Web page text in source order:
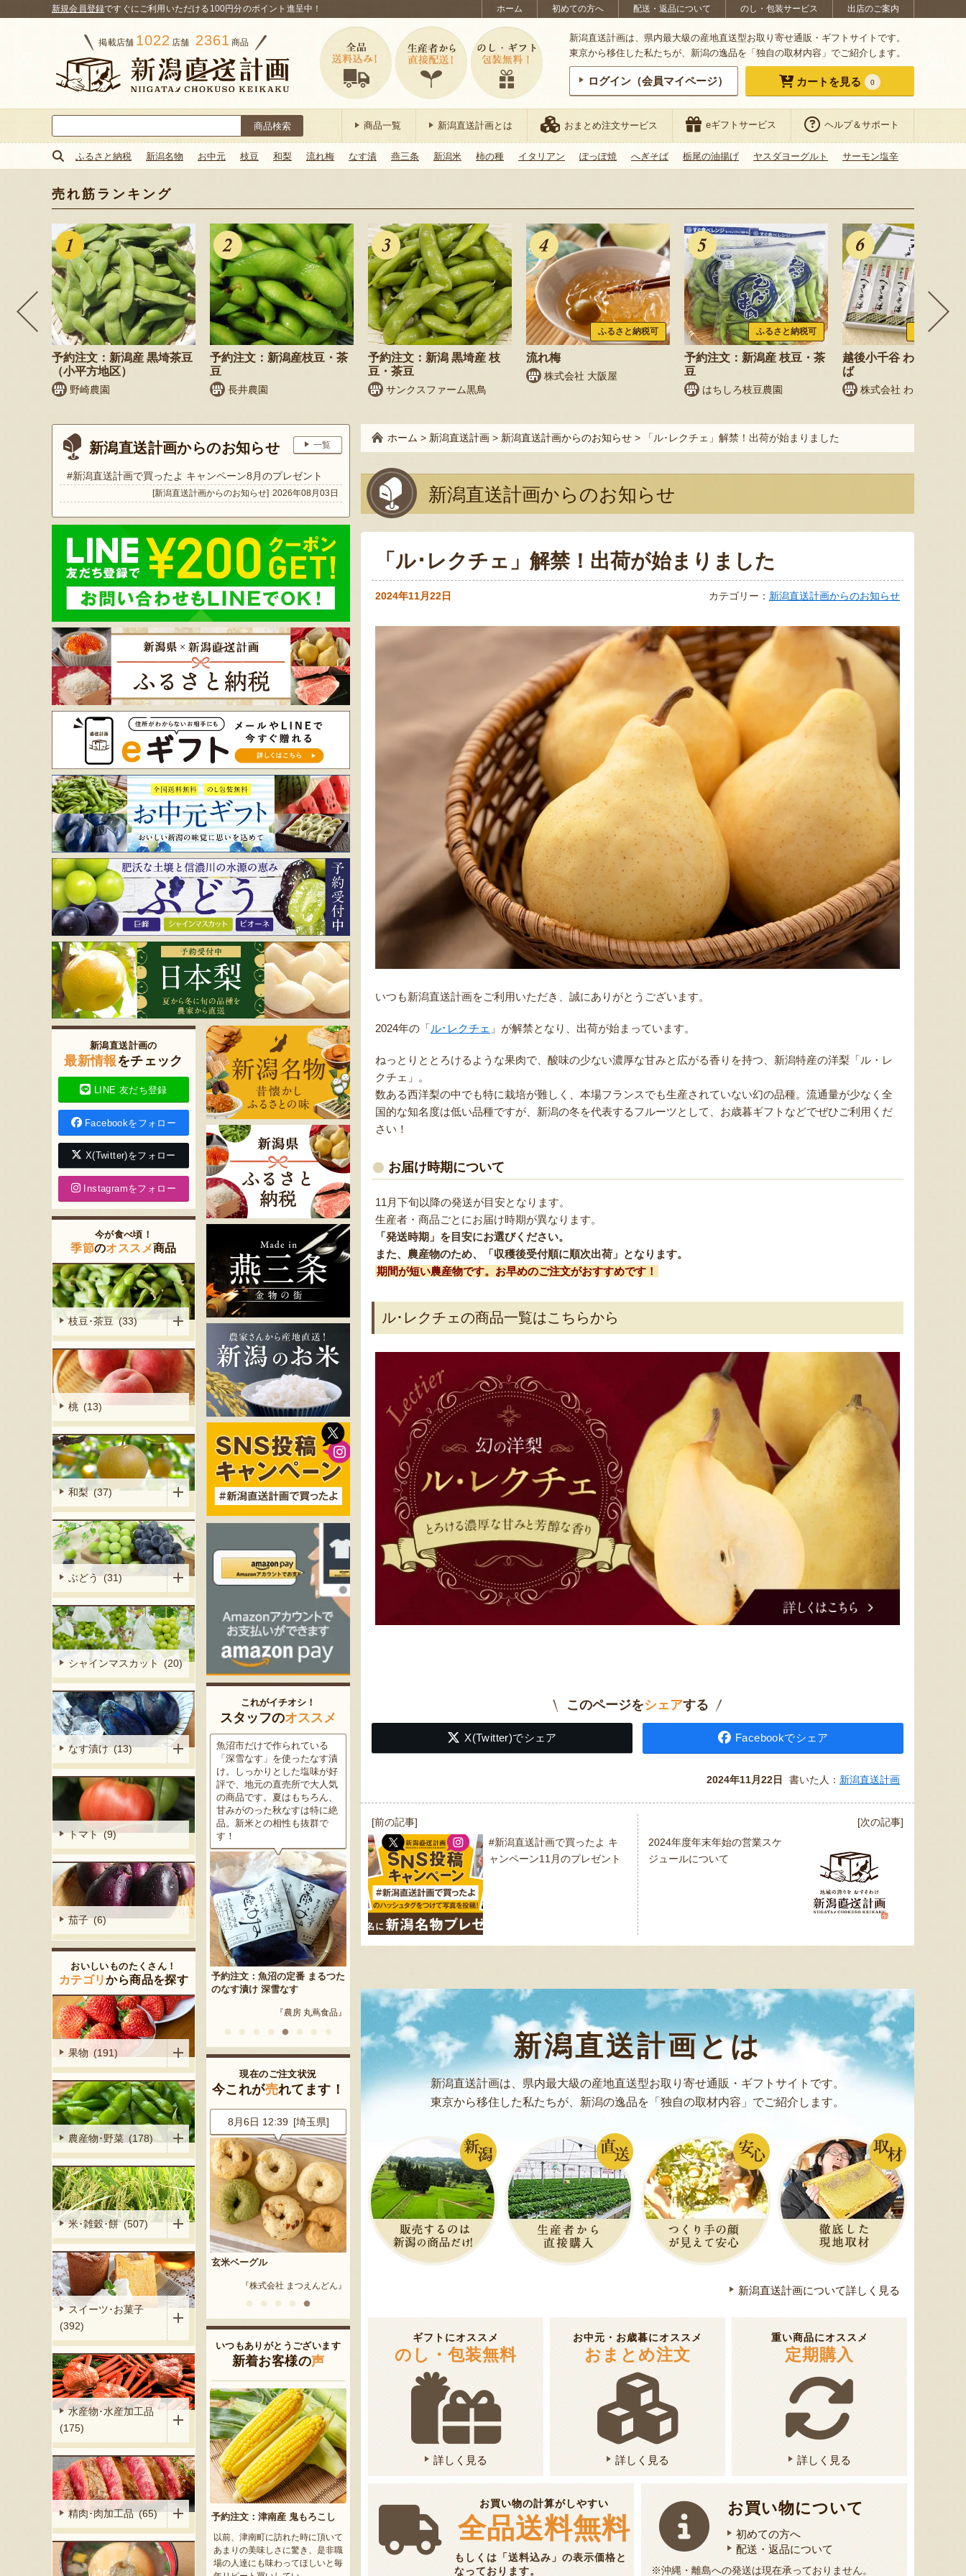
ホーム 初めての方へ 配送・返品について のし・包装サービス 出店のご案内
新規会員登録ですぐにご利用いただける100円分のポイント進呈中！
掲載店舗 1022 店舗 2361 商品
新潟直送計画は、県内最大級の産地直送型お取り寄せ通販・ギフトサイトです。
東京から移住した私たちが、新潟の逸品を「独自の取材内容」でご紹介します。
ログイン（会員マイページ） カートを見る 0
索:
商品一覧 新潟直送計画とは おまとめ注文サービス eギフトサービス ヘルプ＆サポート
ふるさと納税 新潟名物 お中元 枝豆 和梨 流れ梅 なす漬 燕三条 新潟米 柿の種 イタリアン ぽっぽ焼 へぎそば 栃尾の油揚げ ヤスダヨーグルト サーモン塩辛
売れ筋ランキング
予約注文：新潟産 黒埼茶豆
（小平方地区）
野崎農園
予約注文：新潟産枝豆・茶
豆
長井農園
予約注文：新潟 黒埼産 枝
豆・茶豆
サンクスファーム黒鳥
ふるさと納税可
流れ梅
株式会社 大阪屋
ふるさと納税可
予約注文：新潟産 枝豆・茶
豆
はちしろ枝豆農園
ふるさと納
越後小千谷 わたやのへ
ば
株式会社 わたや
新潟直送計画からのお知らせ 一覧
#新潟直送計画で買ったよ キャンペーン8月のプレゼント
[新潟直送計画からのお知らせ] 2026年08月03日
ホーム > 新潟直送計画 > 新潟直送計画からのお知らせ > 「ル･レクチェ」解禁！出荷が始まりました
新潟直送計画からのお知らせ
「ル･レクチェ」解禁！出荷が始まりました
2024年11月22日 カテゴリー： 新潟直送計画からのお知らせ
いつも新潟直送計画をご利用いただき、誠にありがとうございます。
2024年の「ル･レクチェ 」が解禁となり、出荷が始まっています。
ねっとりととろけるような果肉で、酸味の少ない濃厚な甘みと広がる香りを持つ、新潟特産の洋梨「ル・レ
クチェ」。
数ある西洋梨の中でも特に栽培が難しく、本場フランスでも生産されていない幻の品種。流通量が少なく全
国的な知名度は低い品種ですが、新潟の冬を代表するフルーツとして、お歳暮ギフトなどでぜひご利用くだ
さい！
お届け時期について
11月下旬以降の発送が目安となります。
生産者・商品ごとにお届け時期が異なります。
「発送時期」を目安にお選びください。
また、農産物のため、「収穫後受付順に順次出荷」となります。
期間が短い農産物です。お早めのご注文がおすすめです！
ル･レクチェの商品一覧はこちらから
このページをシェアする
X(Twitter)でシェア Facebookでシェア
2024年11月22日 書いた人： 新潟直送計画
投
稿
ナ
ビ
ゲ
ー
シ
ョ
[前の記事]
#新潟直送計画で買ったよ キ
ャンペーン11月のプレゼント
[次の記事]
2024年度年末年始の営業スケ
ジュールについて
新潟直送計画とは
新潟直送計画は、県内最大級の産地直送型お取り寄せ通販・ギフトサイトです。
東京から移住した私たちが、新潟の逸品を「独自の取材内容」でご紹介します。
新潟直送計画について詳しく見る
ギフトにオススメ
のし・包装無料
詳しく見る
お中元・お歳暮にオススメ
おまとめ注文
詳しく見る
重い商品にオススメ
定期購入
詳しく見る
お買い物の計算がしやすい
全品送料無料
もしくは「送料込み」の表示価格と
なっております。
お買い物について
初めての方へ
配送・返品について
※沖縄・離島への発送は現在承っておりません。
新潟直送計画の
最新情報をチェック
LINE 友だち登録
Facebookをフォロー
X(Twitter)をフォロー
Instagramをフォロー
今が食べ頃！
季節のオススメ商品
枝豆･茶豆 (33)
桃 (13)
和梨 (37)
ぶどう (31)
シャインマスカット (20)
なす漬け (13)
トマト (9)
茄子 (6)
おいしいものたくさん！
カテゴリから商品を探す
果物 (191)
農産物･野菜 (178)
米･雑穀･餅 (507)
スイーツ･お菓子
(392)
水産物･水産加工品
(175)
精肉･肉加工品 (65)
これがイチオシ！
スタッフのオススメ
新潟の夏と言えば大阪屋の流
れ梅！国産の梅果汁とくずき
り風のゼリーの相性が抜群。
爽やかな甘みとツルッとした
食感は一度食べたらクセにな
るはず！お中元にも喜ばれる
こと間違い無し！
流れ梅
『株式会社 大阪屋』
魚沼市だけで作られている
「深雪なす」を使ったなす漬
け。しっかりとした塩味が好
評で、地元の直売所で大人気
の商品です。夏はもちろん、
甘みがのった秋なすは特に絶
品。新米との相性も抜群で
す！
予約注文：魚沼の定番 まるつた
のなす漬け 深雪なす
『農房 丸蔦食品』
太田農園が手塩にかけて育て
おすすめです。
『情熱野菜の太田農園』
新潟市江南区で育てられた和
す。
『くまの森ファーム』
柔らかい果肉と濃厚な果汁が
土壌で、甘みをたっぷり蓄え
ですよ。
『のざきファーム』
「ビール酵母の細胞壁」由来
シャインマスカット。一般的
「黄色」のもの2種類をご用
スカット
『こもれ陽くだもの園』
現在のご注文状況
今これが売れてます！
『米善商店』
8月6日 12:41 [埼玉県]
窯焼きピザ
『ピッツァタルト』
8月6日 12:39 [埼玉県]
玄米ベーグル
『株式会社 まつえんどん』
新潟産 黒埼茶豆（小平方地区） 自家製味噌漬け詰合わせ
『米善商店』
窯焼きピザ
『ピッツァタルト』
いつもありがとうございます
新着お客様の声
予約注文：津南産 鬼もろこし
以前、津南町に訪れた時に頂いて
あまりの美味しさに驚き、是非職
場の人達にも味わってほしいと毎